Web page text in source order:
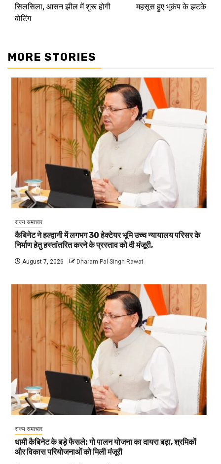
सिलसिला, आसन झील में शुरू होगी
बोटिंग
महसूस हुए भूकंप के झटके
MORE STORIES
राज्य समाचार
कैबिनेट ने हल्द्वानी में लगभग 30 हेक्टेयर भूमि उच्च न्यायालय परिसर के
निर्माण हेतु हस्तांतरित करने के प्रस्ताव को दी मंजूरी,
August 7, 2026 Dharam Pal Singh Rawat
राज्य समाचार
धामी कैबिनेट के बड़े फैसले: गो पालन योजना का दायरा बढ़ा, श्रमिकों
और विकास परियोजनाओं को मिली मंजूरी